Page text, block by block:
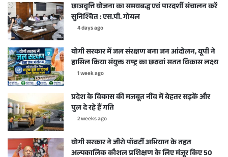
छात्रवृत्ति योजना का समयबद्ध एवं पारदर्शी संचालन करें
सुनिश्चित : एस.पी. गोयल
4 days ago
योगी सरकार में जल संरक्षण बना जन आंदोलन, यूपी ने
हासिल किया संयुक्त राष्ट्र का छठवां सतत विकास लक्ष्य
1 week ago
प्रदेश के विकास की मजबूत नींव में बेहतर सड़कें और
पुल दे रहे हैं गति
2 weeks ago
योगी सरकार ने जीरो पॉवर्टी अभियान के तहत
अल्पकालिक कौशल प्रशिक्षण के लिए मंजूर किए 50